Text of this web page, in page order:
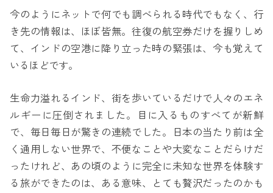
今のようにネットで何でも調べられる時代でもなく、行
き先の情報は、ほぼ皆無。往復の航空券だけを握りしめ
て、インドの空港に降り立った時の緊張は、今も覚えて
いるほどです。
生命力溢れるインド、街を歩いているだけで人々のエネ
ルギーに圧倒されました。目に入るものすべてが新鮮
で、毎日毎日が驚きの連続でした。日本の当たり前は全
く通用しない世界で、不便なことや大変なことだらけだ
ったけれど、あの頃のように完全に未知な世界を体験す
る旅ができたのは、ある意味、とても贅沢だったのかも